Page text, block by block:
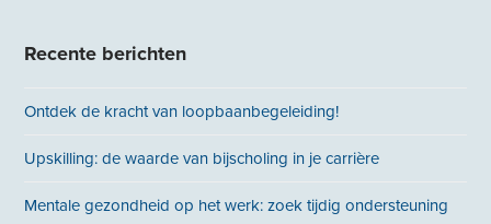
Recente berichten
Ontdek de kracht van loopbaanbegeleiding!
Upskilling: de waarde van bijscholing in je carrière
Mentale gezondheid op het werk: zoek tijdig ondersteuning